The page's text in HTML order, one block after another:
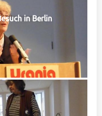
in Berlin